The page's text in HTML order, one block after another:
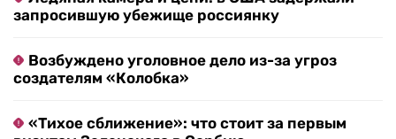
запросившую убежище россиянку
Возбуждено уголовное дело из-за угроз
создателям «Колобка»
«Тихое сближение»: что стоит за первым